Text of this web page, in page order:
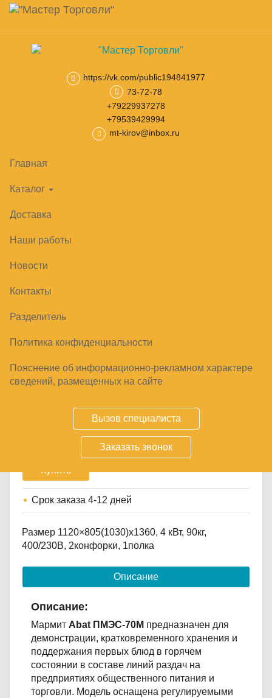
Skip
main
content
Навигация
https://vk.com/public194841977
73-72-78
+79229937278
+79539429994
mt-kirov@inbox.ru
Главная
Каталог
Доставка
Наши работы
Новости
Контакты
Разделитель
Политика конфиденциальности
Пояснение об информационно-рекламном характере
сведений, размещенных на сайте
Вызов специалиста
Заказать звонок
Корзина
товар(ов)
Линии раздачи Линия раздачи Патша
МАРМИТ ПЕРВЫХ БЛЮД ПАТША
ПМЭС-70М
Купить
Срок заказа 4-12 дней
Размер 1120×805(1030)x1360, 4 кВт, 90кг,
400/230В, 2конфорки, 1полка
Описание
Описание:
Мармит Abat ПМЭС-70М предназначен для
демонстрации, кратковременного хранения и
поддержания первых блюд в горячем
состоянии в составе линий раздач на
предприятиях общественного питания и
торговли. Модель оснащена регулируемыми